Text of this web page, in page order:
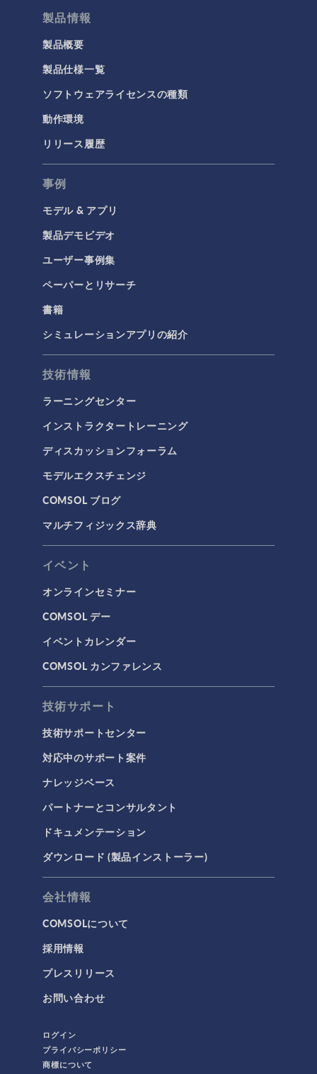
製品情報
製品概要
製品仕様一覧
ソフトウェアライセンスの種類
動作環境
リリース履歴
事例
モデル & アプリ
製品デモビデオ
ユーザー事例集
ペーパーとリサーチ
書籍
シミュレーションアプリの紹介
技術情報
ラーニングセンター
インストラクタートレーニング
ディスカッションフォーラム
モデルエクスチェンジ
COMSOL ブログ
マルチフィジックス辞典
イベント
オンラインセミナー
COMSOL デー
イベントカレンダー
COMSOL カンファレンス
技術サポート
技術サポートセンター
対応中のサポート案件
ナレッジベース
パートナーとコンサルタント
ドキュメンテーション
ダウンロード (製品インストーラー)
会社情報
COMSOLについて
採用情報
プレスリリース
お問い合わせ
ログイン
プライバシーポリシー
商標について